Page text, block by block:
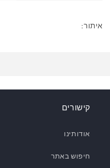
איתור:
קישורים
אודותינו
חיפוש באתר